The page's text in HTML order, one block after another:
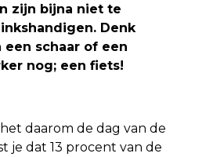
zijn bijna niet te
Denk
schaar of een
nog; een fiets!
daarom de dag van de
je dat 13 procent van de